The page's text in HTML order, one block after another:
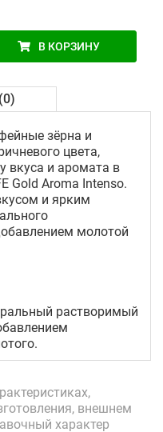
В КОРЗИНУ
зёрна и
цвета,
вкуса и аромата в
Gold Aroma Intenso.
и ярким
молотой
растворимый
внешнем
характер